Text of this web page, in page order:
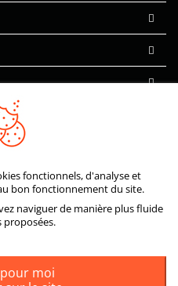
fonctionnels, d'analyse et
bon fonctionnement du site.
naviguer de manière plus fluide
moi